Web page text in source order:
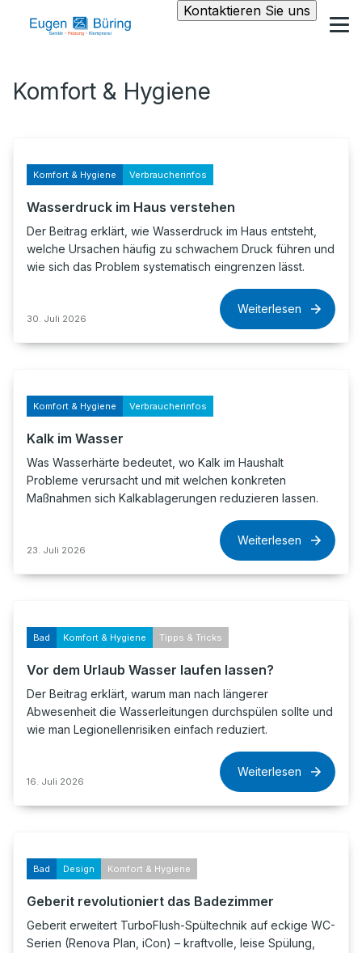
Kontaktieren Sie uns
Komfort & Hygiene
Komfort & Hygiene Verbraucherinfos
Wasserdruck im Haus verstehen
Der Beitrag erklärt, wie Wasserdruck im Haus entsteht,
welche Ursachen häufig zu schwachem Druck führen und
wie sich das Problem systematisch eingrenzen lässt.
30. Juli 2026
Weiterlesen
Komfort & Hygiene Verbraucherinfos
Kalk im Wasser
Was Wasserhärte bedeutet, wo Kalk im Haushalt
Probleme verursacht und mit welchen konkreten
Maßnahmen sich Kalkablagerungen reduzieren lassen.
23. Juli 2026
Weiterlesen
Bad Komfort & Hygiene Tipps & Tricks
Vor dem Urlaub Wasser laufen lassen?
Der Beitrag erklärt, warum man nach längerer
Abwesenheit die Wasserleitungen durchspülen sollte und
wie man Legionellenrisiken einfach reduziert.
16. Juli 2026
Weiterlesen
Bad Design Komfort & Hygiene
Geberit revolutioniert das Badezimmer
Geberit erweitert TurboFlush-Spültechnik auf eckige WC-
Serien (Renova Plan, iCon) – kraftvolle, leise Spülung,